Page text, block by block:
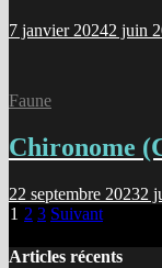
7 janvier 20242 juin
Faune
Chironome
22 septembre 20232
Pagination
des
1 2 3 Suivant
Articles récents